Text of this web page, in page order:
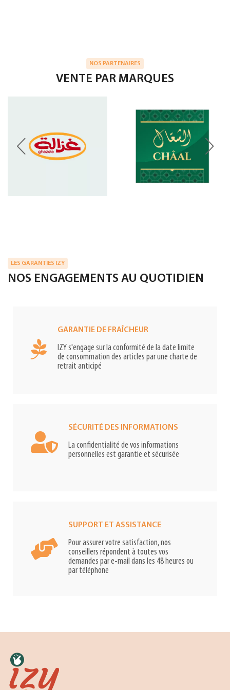
NOS PARTENAIRES
VENTE PAR MARQUES
LES GARANTIES IZY
NOS ENGAGEMENTS AU QUOTIDIEN
GARANTIE DE FRAÎCHEUR
IZY s'engage sur la conformité de la date limite
de consommation des articles par une charte de
retrait anticipé
SÉCURITÉ DES INFORMATIONS
La confidentialité de vos informations
personnelles est garantie et sécurisée
SUPPORT ET ASSISTANCE
Pour assurer votre satisfaction, nos
conseillers répondent à toutes vos
demandes par e-mail dans les 48 heures ou
par téléphone